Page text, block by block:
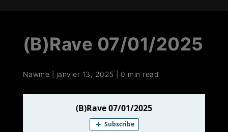
(B)Rave 07/01/2025
Nawme janvier 13, 2025 0 min read